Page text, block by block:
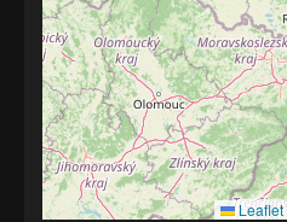
Leaflet